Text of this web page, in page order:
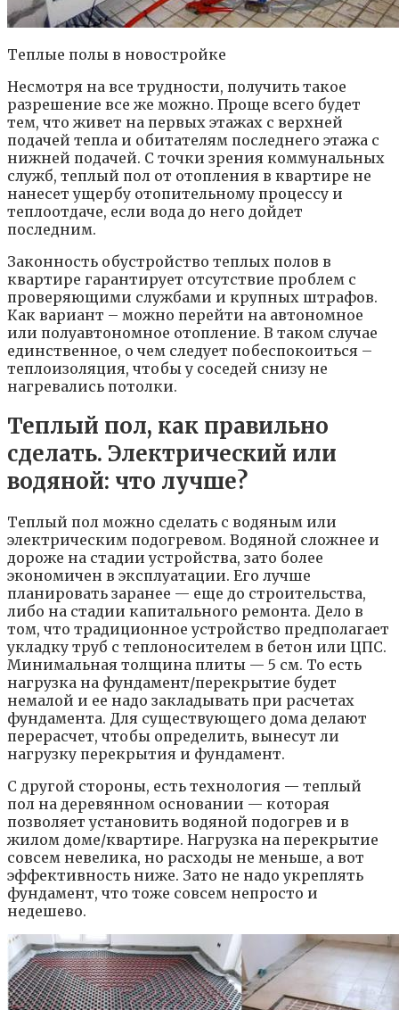
Теплые полы в новостройке
Несмотря на все трудности, получить такое
разрешение все же можно. Проще всего будет
тем, что живет на первых этажах с верхней
подачей тепла и обитателям последнего этажа с
нижней подачей. С точки зрения коммунальных
служб, теплый пол от отопления в квартире не
нанесет ущербу отопительному процессу и
теплоотдаче, если вода до него дойдет
последним.
Законность обустройство теплых полов в
квартире гарантирует отсутствие проблем с
проверяющими службами и крупных штрафов.
Как вариант – можно перейти на автономное
или полуавтономное отопление. В таком случае
единственное, о чем следует побеспокоиться –
теплоизоляция, чтобы у соседей снизу не
нагревались потолки.
Теплый пол, как правильно
сделать. Электрический или
водяной: что лучше?
Теплый пол можно сделать с водяным или
электрическим подогревом. Водяной сложнее и
дороже на стадии устройства, зато более
экономичен в эксплуатации. Его лучше
планировать заранее — еще до строительства,
либо на стадии капитального ремонта. Дело в
том, что традиционное устройство предполагает
укладку труб с теплоносителем в бетон или ЦПС.
Минимальная толщина плиты — 5 см. То есть
нагрузка на фундамент/перекрытие будет
немалой и ее надо закладывать при расчетах
фундамента. Для существующего дома делают
перерасчет, чтобы определить, вынесут ли
нагрузку перекрытия и фундамент.
С другой стороны, есть технология — теплый
пол на деревянном основании — которая
позволяет установить водяной подогрев и в
жилом доме/квартире. Нагрузка на перекрытие
совсем невелика, но расходы не меньше, а вот
эффективность ниже. Зато не надо укреплять
фундамент, что тоже совсем непросто и
недешево.